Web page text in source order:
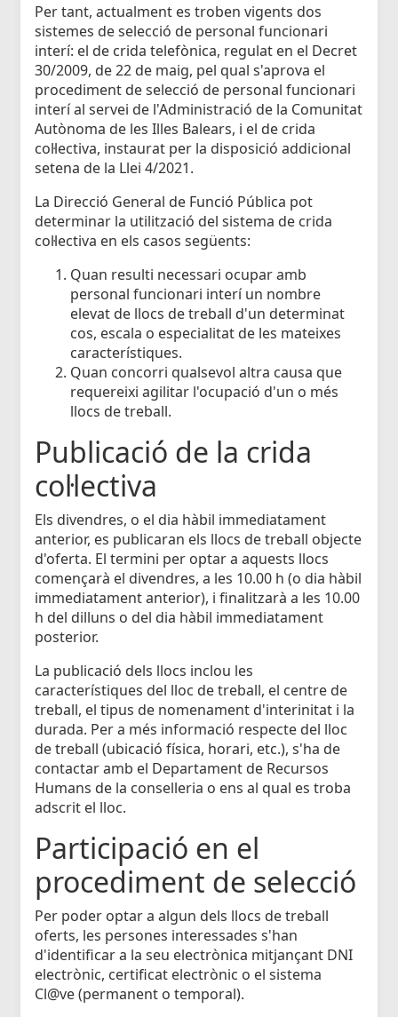
Per tant, actualment es troben vigents dos
sistemes de selecció de personal funcionari
interí: el de crida telefònica, regulat en el Decret
30/2009, de 22 de maig, pel qual s'aprova el
procediment de selecció de personal funcionari
interí al servei de l'Administració de la Comunitat
Autònoma de les Illes Balears, i el de crida
col·lectiva, instaurat per la disposició addicional
setena de la Llei 4/2021.
La Direcció General de Funció Pública pot
determinar la utilització del sistema de crida
col·lectiva en els casos següents:
Quan resulti necessari ocupar amb
personal funcionari interí un nombre
elevat de llocs de treball d'un determinat
cos, escala o especialitat de les mateixes
característiques.
Quan concorri qualsevol altra causa que
requereixi agilitar l'ocupació d'un o més
llocs de treball.
Publicació de la crida
col·lectiva
Els divendres, o el dia hàbil immediatament
anterior, es publicaran els llocs de treball objecte
d'oferta. El termini per optar a aquests llocs
començarà el divendres, a les 10.00 h (o dia hàbil
immediatament anterior), i finalitzarà a les 10.00
h del dilluns o del dia hàbil immediatament
posterior.
La publicació dels llocs inclou les
característiques del lloc de treball, el centre de
treball, el tipus de nomenament d'interinitat i la
durada. Per a més informació respecte del lloc
de treball (ubicació física, horari, etc.), s'ha de
contactar amb el Departament de Recursos
Humans de la conselleria o ens al qual es troba
adscrit el lloc.
Participació en el
procediment de selecció
Per poder optar a algun dels llocs de treball
oferts, les persones interessades s'han
d'identificar a la seu electrònica mitjançant DNI
electrònic, certificat electrònic o el sistema
Cl@ve (permanent o temporal).